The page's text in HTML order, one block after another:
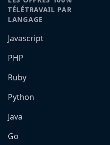
TÉLÉTRAVAIL PAR
LANGAGE
Javascript
PHP
Ruby
Python
Java
Go